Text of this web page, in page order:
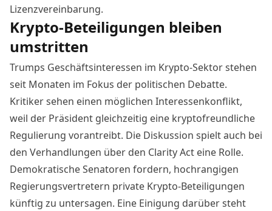
Lizenzvereinbarung.
Krypto-Beteiligungen bleiben
umstritten
Trumps Geschäftsinteressen im Krypto-Sektor stehen
seit Monaten im Fokus der politischen Debatte.
Kritiker sehen einen möglichen Interessenkonflikt,
weil der Präsident gleichzeitig eine krypto­freundliche
Regulierung vorantreibt. Die Diskussion spielt auch bei
den Verhandlungen über den Clarity Act eine Rolle.
Demokratische Senatoren fordern, hochrangigen
Regierungsvertretern private Krypto-Beteiligungen
künftig zu untersagen. Eine Einigung darüber steht